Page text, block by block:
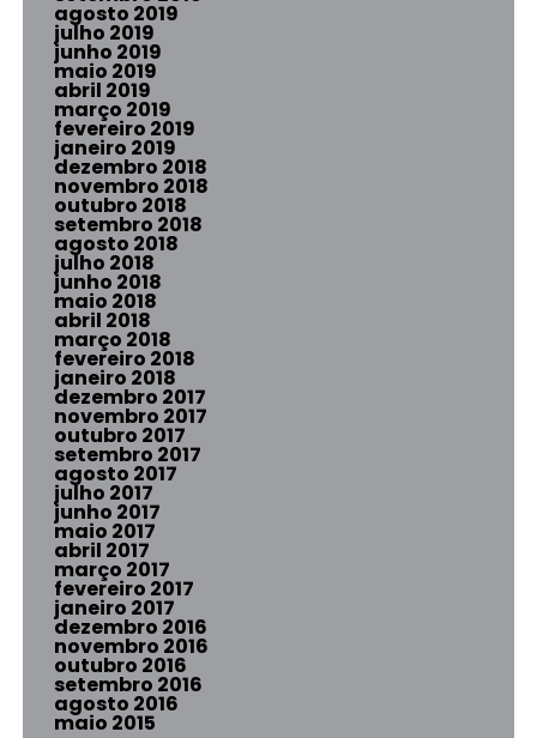
agosto 2019
julho 2019
junho 2019
maio 2019
abril 2019
março 2019
fevereiro 2019
janeiro 2019
dezembro 2018
novembro 2018
outubro 2018
setembro 2018
agosto 2018
julho 2018
junho 2018
maio 2018
abril 2018
março 2018
fevereiro 2018
janeiro 2018
dezembro 2017
novembro 2017
outubro 2017
setembro 2017
agosto 2017
julho 2017
junho 2017
maio 2017
abril 2017
março 2017
fevereiro 2017
janeiro 2017
dezembro 2016
novembro 2016
outubro 2016
setembro 2016
agosto 2016
maio 2015